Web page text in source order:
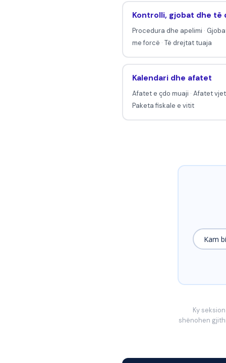
Kontrolli, gjobat dhe të
Procedura dhe apelimi ·
me forcë · Të drejtat tuaja
Kalendari dhe afatet
Afatet e çdo muaji · Afatet
Paketa fiskale e vitit
Kam
Ky
shënohen